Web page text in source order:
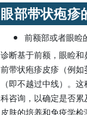
眼部带状疱疹
前额部或者眼睑
诊断基于前额，眼睑
前带状疱疹皮疹（例
（即不越过中线）。
科咨询，以确定是否
皮肤的培养和免疫学